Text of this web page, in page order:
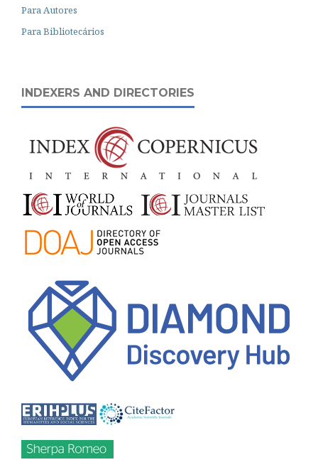
Para Autores
Para Bibliotecários
INDEXERS AND DIRECTORIES